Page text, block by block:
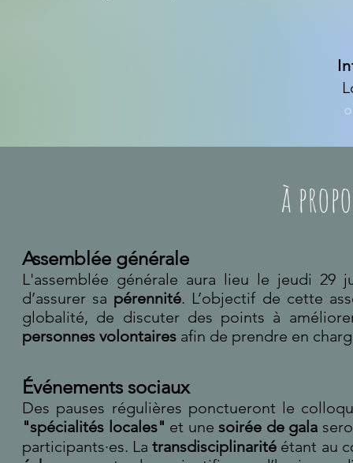
à
Assemblée générale
L'assemblée générale aura lieu le jeudi 29
d’assurer sa pérennité. L’objectif de cette
globalité, de discuter des points à
personnes volontaires afin de prendre en
Événements sociaux
Des pauses régulières ponctueront le
"spécialités locales" et unesoirée de gala
participants·es. Latransdisciplinarité étant au